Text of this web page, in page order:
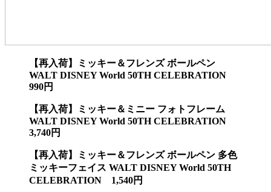
【再入荷】ミッキー＆フレンズ ボールペン
WALT DISNEY World 50TH CELEBRATION
990円
【再入荷】ミッキー＆ミニー フォトフレーム
WALT DISNEY World 50TH CELEBRATION
3,740円
【再入荷】ミッキー＆フレンズ ボールペン 多色
ミッキーフェイス WALT DISNEY World 50TH
CELEBRATION 1,540円